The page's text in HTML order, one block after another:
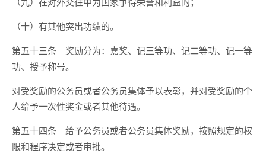
（十）有其他突出功绩的。
第五十三条
奖励分为：嘉奖、记三等功、记二等功、记一等
功、授予称号。
对受奖励的公务员或者公务员集体予以表彰，并对受奖励的个
人给予一次性奖金或者其他待遇。
第五十四条
给予公务员或者公务员集体奖励，按照规定的权
限和程序决定或者审批。